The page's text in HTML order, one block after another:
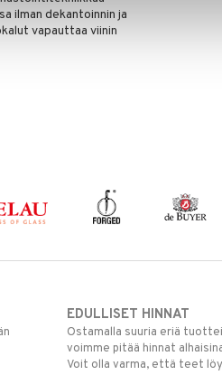
ilman dekantoinnin ja
vapauttaa viinin
EDULLISET HINNAT
Ostamalla suuria eriä
voimme pitää hinnat
Voit olla varma, että teet